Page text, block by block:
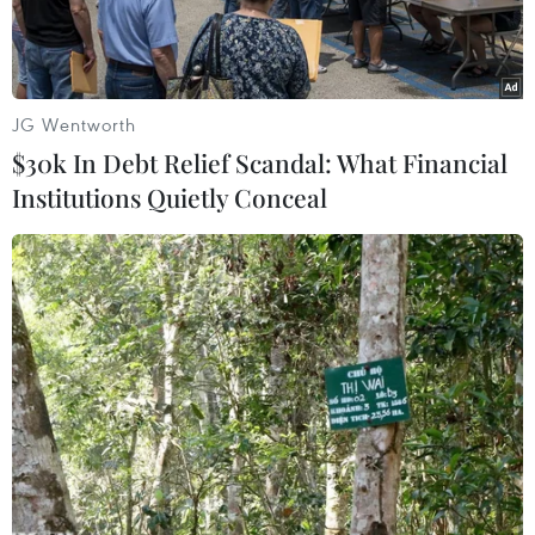
Binh sỹ Afghanistan tham gia truy quét phiến quân Taliban tại
thành phố Kunduz. (Ảnh: THX/TTXVN)
Theo một dự thảo thỏa thuận hòa bình đã nhất
trí với lực lượng phiến quân Taliban, Mỹ có kế
hoạch rút 5.000 binh sỹ khỏi Afghanistan và
đóng cửa năm căn cứ quân sự trong vòng 135
JG Wentworth
$30k In Debt Relief Scandal: What Financial
Institutions Quietly Conceal